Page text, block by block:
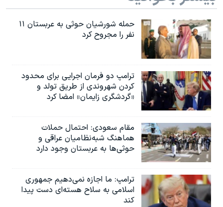
حمله شورشیان حوثی به عربستان ۱۱
نفر را مجروح کرد
ترامپ دو فرمان اجرایی برای محدود
کردن شهروندی از طریق تولد و
«گردشگری زایمان» امضا کرد
مقام سعودی: احتمال حملات
هماهنگ شبه‌نظامیان عراقی و
حوثی‌ها به عربستان وجود دارد
ترامپ: ما اجازه نمی‌دهیم جمهوری
اسلامی به سلاح هسته‌ای دست پیدا
کند